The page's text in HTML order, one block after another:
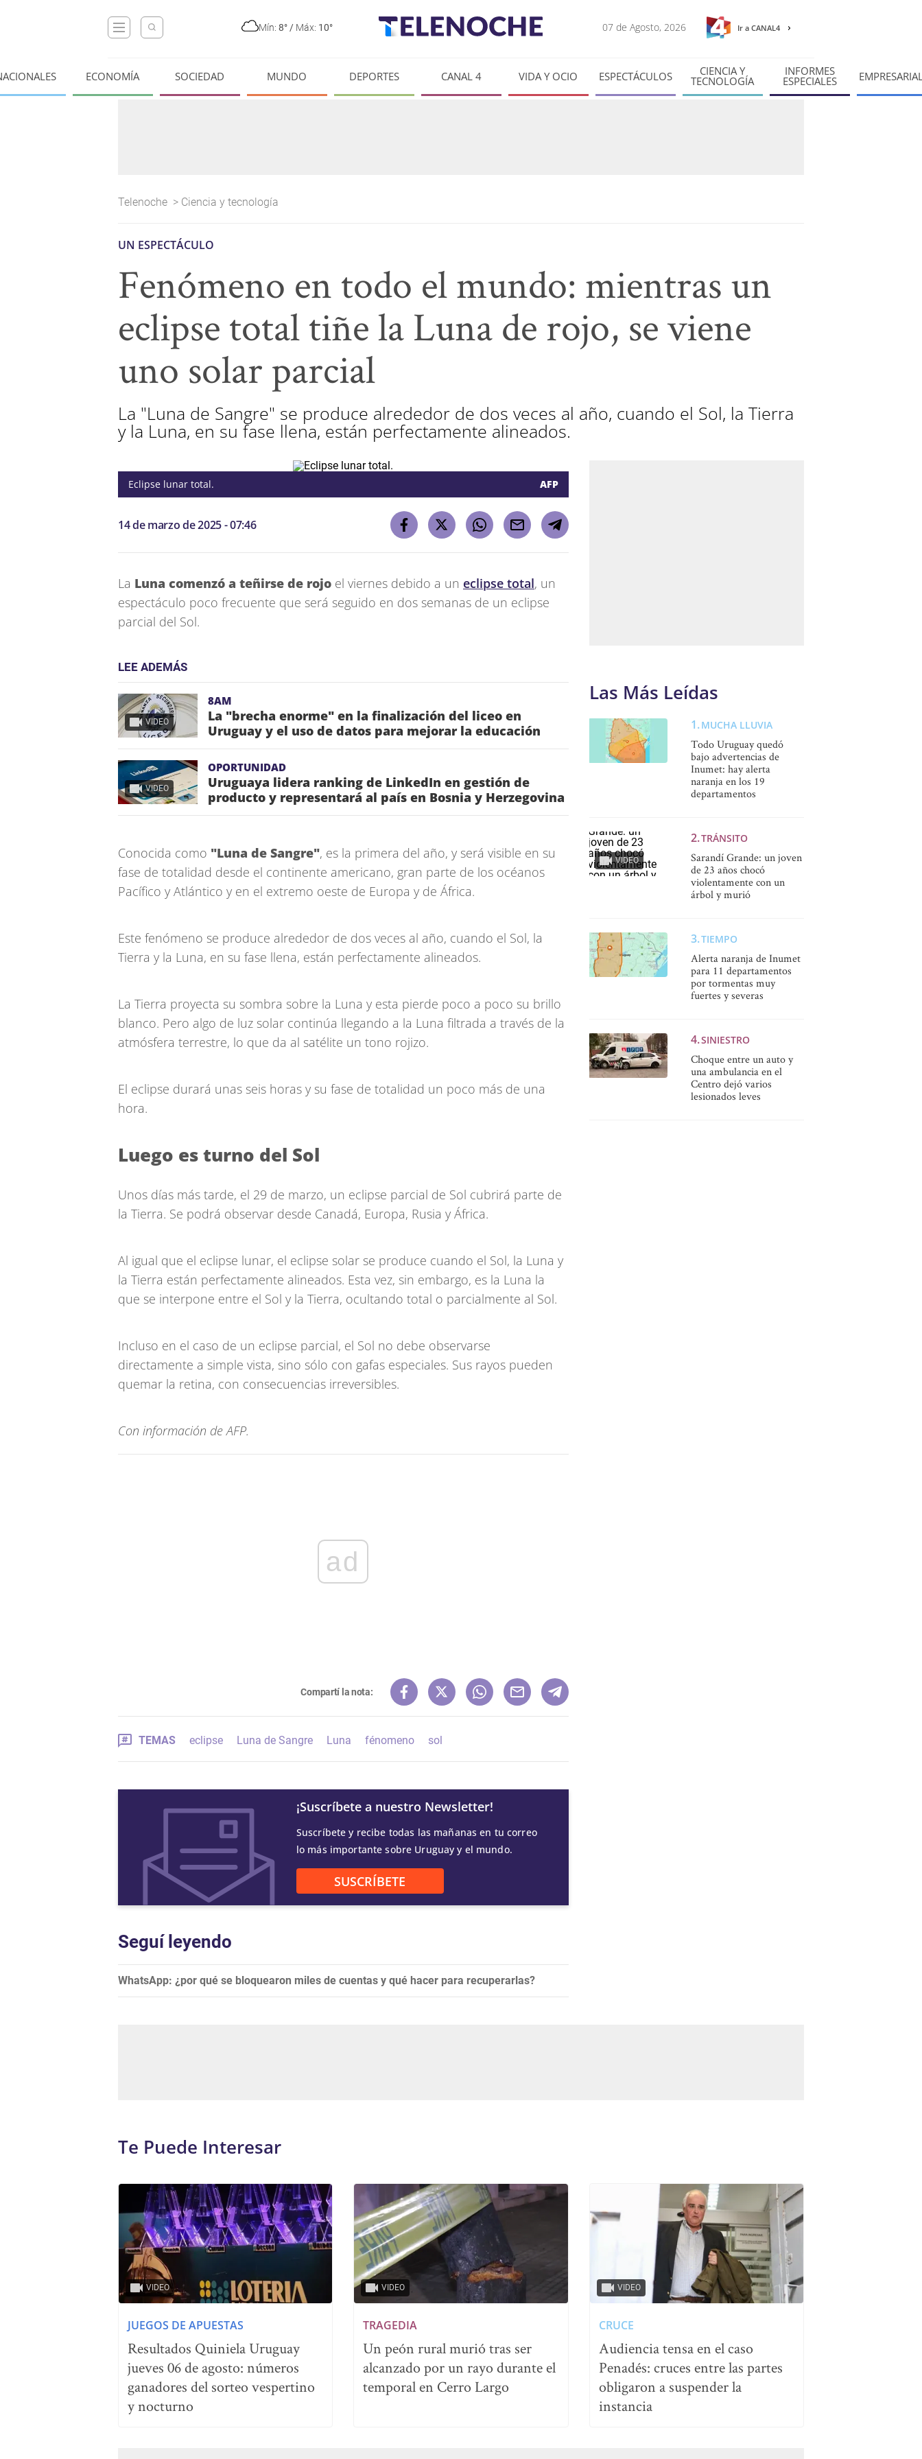
Mín: 8° / Máx: 10° 07 de Agosto, 2026 Ir a CANAL4
ECONOMÍA SOCIEDAD MUNDO DEPORTES CANAL 4 VIDA Y OCIO ESPECTÁCULOS CIENCIA Y
TECNOLOGÍA
INFORMES
ESPECIALES
Telenoche > Ciencia y tecnología
UN ESPECTÁCULO
Fenómeno en todo el mundo: mientras un
eclipse total tiñe la Luna de rojo, se viene
uno solar parcial
La "Luna de Sangre" se produce alrededor de dos veces al año, cuando el Sol, la Tierra
y la Luna, en su fase llena, están perfectamente alineados.
Eclipse lunar total. AFP
14 de marzo de 2025 - 07:46
La Luna comenzó a teñirse de rojo el viernes debido a un eclipse total, un
espectáculo poco frecuente que será seguido en dos semanas de un eclipse
parcial del Sol.
LEE ADEMÁS
VIDEO
8AM
La "brecha enorme" en la finalización del liceo en
Uruguay y el uso de datos para mejorar la educación
VIDEO
OPORTUNIDAD
Uruguaya lidera ranking de LinkedIn en gestión de
producto y representará al país en Bosnia y Herzegovina
Conocida como "Luna de Sangre", es la primera del año, y será visible en su
fase de totalidad desde el continente americano, gran parte de los océanos
Pacífico y Atlántico y en el extremo oeste de Europa y de África.
Este fenómeno se produce alrededor de dos veces al año, cuando el Sol, la
Tierra y la Luna, en su fase llena, están perfectamente alineados.
La Tierra proyecta su sombra sobre la Luna y esta pierde poco a poco su brillo
blanco. Pero algo de luz solar continúa llegando a la Luna filtrada a través de la
atmósfera terrestre, lo que da al satélite un tono rojizo.
El eclipse durará unas seis horas y su fase de totalidad un poco más de una
hora.
Luego es turno del Sol
Unos días más tarde, el 29 de marzo, un eclipse parcial de Sol cubrirá parte de
la Tierra. Se podrá observar desde Canadá, Europa, Rusia y África.
Al igual que el eclipse lunar, el eclipse solar se produce cuando el Sol, la Luna y
la Tierra están perfectamente alineados. Esta vez, sin embargo, es la Luna la
que se interpone entre el Sol y la Tierra, ocultando total o parcialmente al Sol.
Incluso en el caso de un eclipse parcial, el Sol no debe observarse
directamente a simple vista, sino sólo con gafas especiales. Sus rayos pueden
quemar la retina, con consecuencias irreversibles.
Con información de AFP.
ad
Compartí la nota:
TEMAS eclipse Luna de Sangre Luna fénomeno sol
¡Suscríbete a nuestro Newsletter!
Suscríbete y recibe todas las mañanas en tu correo
lo más importante sobre Uruguay y el mundo.
SUSCRÍBETE
Seguí leyendo
WhatsApp: ¿por qué se bloquearon miles de cuentas y qué hacer para recuperarlas?
Las Más Leídas
MUCHA LLUVIA
Todo Uruguay quedó
bajo advertencias de
Inumet: hay alerta
naranja en los 19
departamentos
VIDEO
TRÁNSITO
Sarandí Grande: un joven
de 23 años chocó
violentamente con un
árbol y murió
TIEMPO
Alerta naranja de Inumet
para 11 departamentos
por tormentas muy
fuertes y severas
SINIESTRO
Choque entre un auto y
una ambulancia en el
Centro dejó varios
lesionados leves
Te Puede Interesar
VIDEO
JUEGOS DE APUESTAS
Resultados Quiniela Uruguay
jueves 06 de agosto: números
ganadores del sorteo vespertino
y nocturno
VIDEO
TRAGEDIA
Un peón rural murió tras ser
alcanzado por un rayo durante el
temporal en Cerro Largo
VIDEO
CRUCE
Audiencia tensa en el caso
Penadés: cruces entre las partes
obligaron a suspender la
instancia